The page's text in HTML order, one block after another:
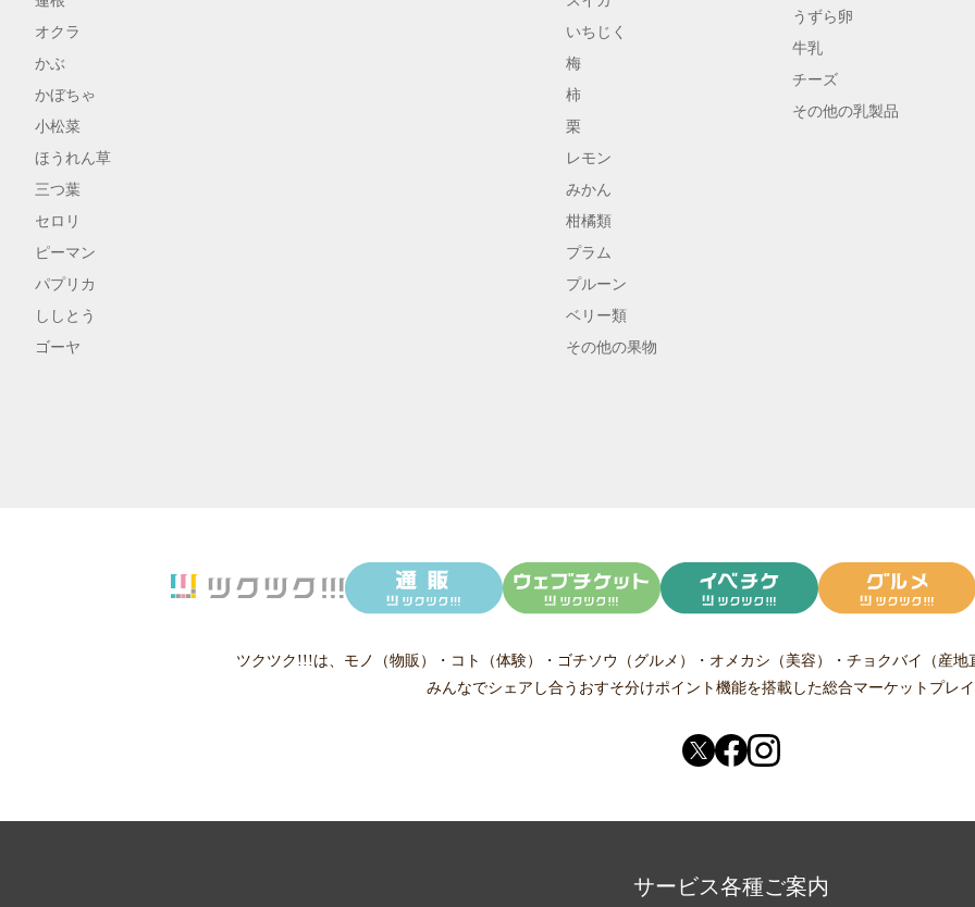
オクラ
かぶ
かぼちゃ
小松菜
ほうれん草
三つ葉
セロリ
ピーマン
パプリカ
ししとう
ゴーヤ
いちじく
梅
柿
栗
レモン
みかん
柑橘類
プラム
プルーン
ベリー類
その他の果物
うずら卵
牛乳
チーズ
その他の乳製品
ツクツク!!!は、 モノ（物販） ・ コト（体験） ・ ゴチソウ（グルメ） ・ オメカシ（美容） ・ チョクバイ（産地
みんなでシェアし合う おすそ分けポイント機能を搭載した総合マーケットプレ
サービス各種ご案内